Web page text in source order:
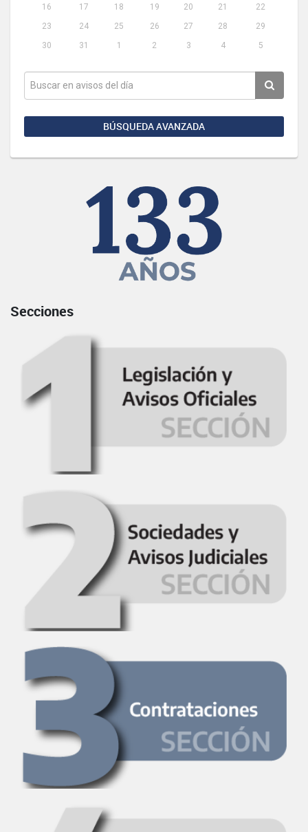
16
17 18 19 20 21
22
23
24 25 26 27 28
29
30
31 1 2 3 4 5
BÚSQUEDA AVANZADA
Secciones